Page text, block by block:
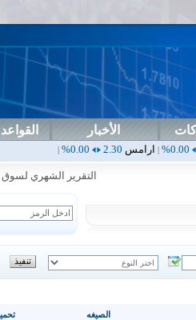
الأخبار
2.30
|اربيل 0.00 اس
التقرير الشهري لسوق
الصيغه